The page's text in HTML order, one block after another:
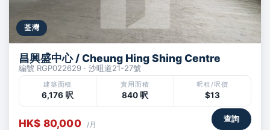
荃灣
昌興盛中心 / Cheung Hing Shing Centre
編號 RGP022629 · 沙咀道21-27號
建築面積
6,176 呎
實用面積
840 呎
呎租/呎價
$13
HK$ 80,000 /月
查詢